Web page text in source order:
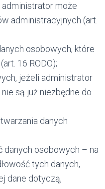
administrator może
administracyjnych (art.
osobowych, które
16 RODO);
jeżeli administrator
są już niezbędne do
danych
danych osobowych – na
tych danych,
dane dotyczą,